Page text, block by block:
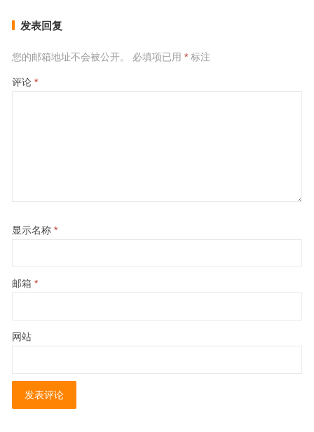
发表回复
您的邮箱地址不会被公开。 必填项已用 *标注
评论 *
显示名称 *
邮箱 *
网站